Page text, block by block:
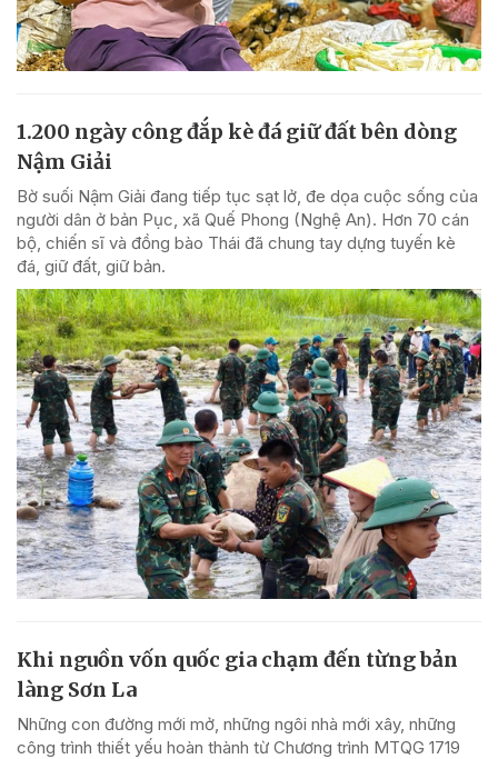
1.200 ngày công đắp kè đá giữ đất bên dòng
Nậm Giải
Bờ suối Nậm Giải đang tiếp tục sạt lở, đe dọa cuộc sống của
người dân ở bản Pục, xã Quế Phong (Nghệ An). Hơn 70 cán
bộ, chiến sĩ và đồng bào Thái đã chung tay dựng tuyến kè
đá, giữ đất, giữ bản.
Khi nguồn vốn quốc gia chạm đến từng bản
làng Sơn La
Những con đường mới mở, những ngôi nhà mới xây, những
công trình thiết yếu hoàn thành từ Chương trình MTQG 1719